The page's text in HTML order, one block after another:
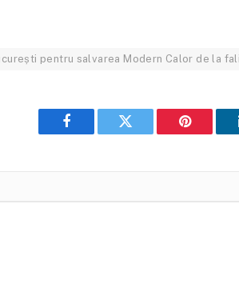
pentru salvarea Modern Calor de la
Facebook Twitter Pinterest